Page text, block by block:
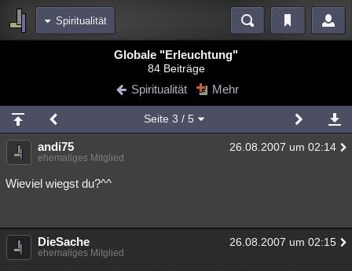
Spiritualität
Blogs
Chat Wiki Neuigkeiten
meine Rubriken
Menschen Mystery Kriminalfälle
Spiritualität Verschwörungen
weitere Rubriken
Philosophie Träume
Globale "Erleuchtung"
84 Beiträge
Spiritualität Mehr
Seite 3 / 5
andi75 26.08.2007 um 02:14
ehemaliges Mitglied
Wieviel wiegst du?^^
DieSache 26.08.2007 um 02:15
ehemaliges Mitglied